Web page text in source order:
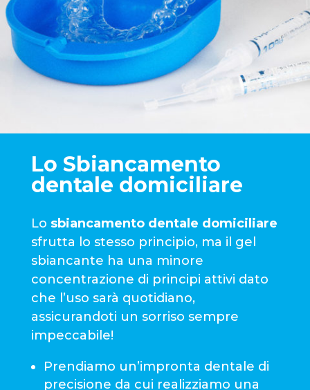
Lo Sbiancamento
dentale domiciliare
Lo sbiancamento dentale domiciliare
sfrutta lo stesso principio, ma il gel
sbiancante ha una minore
concentrazione di principi attivi dato
che l’uso sarà quotidiano,
assicurandoti un sorriso sempre
impeccabile!
Prendiamo un’impronta dentale di
precisione da cui realizziamo una